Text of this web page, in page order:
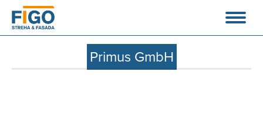
Primus GmbH